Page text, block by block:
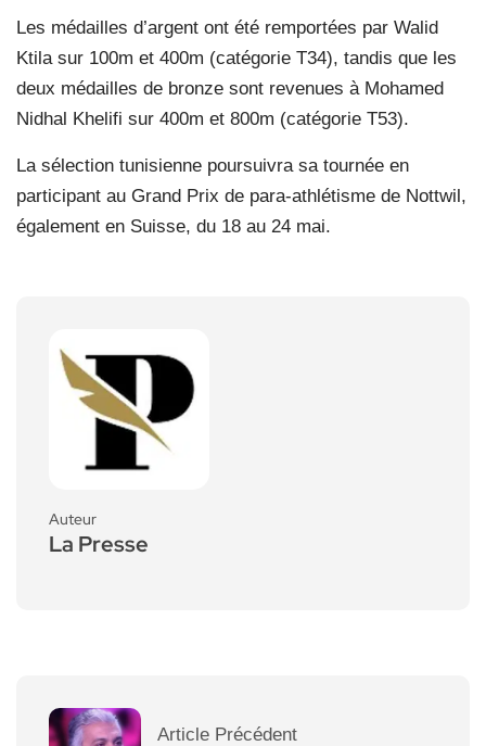
Les médailles d’argent ont été remportées par Walid
Ktila sur 100m et 400m (catégorie T34), tandis que les
deux médailles de bronze sont revenues à Mohamed
Nidhal Khelifi sur 400m et 800m (catégorie T53).
La sélection tunisienne poursuivra sa tournée en
participant au Grand Prix de para-athlétisme de Nottwil,
également en Suisse, du 18 au 24 mai.
Auteur
La Presse
Article Précédent